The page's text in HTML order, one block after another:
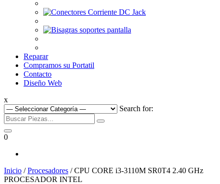
Reparar
Compramos su Portatil
Contacto
Diseño Web
x
Search for:
0
Inicio /Procesadores / CPU CORE i3-3110M SR0T4 2.40 GHz
PROCESADOR INTEL